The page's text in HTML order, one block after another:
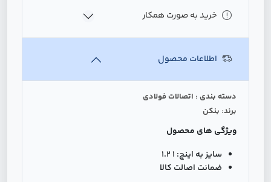
خرید به صورت همکار
اطلاعات محصول
دسته بندی : اتصالات فولادی
برند: بنکن
ویژگی های محصول
سایز به اینچ: 1 1.2
ضمانت اصالت کالا